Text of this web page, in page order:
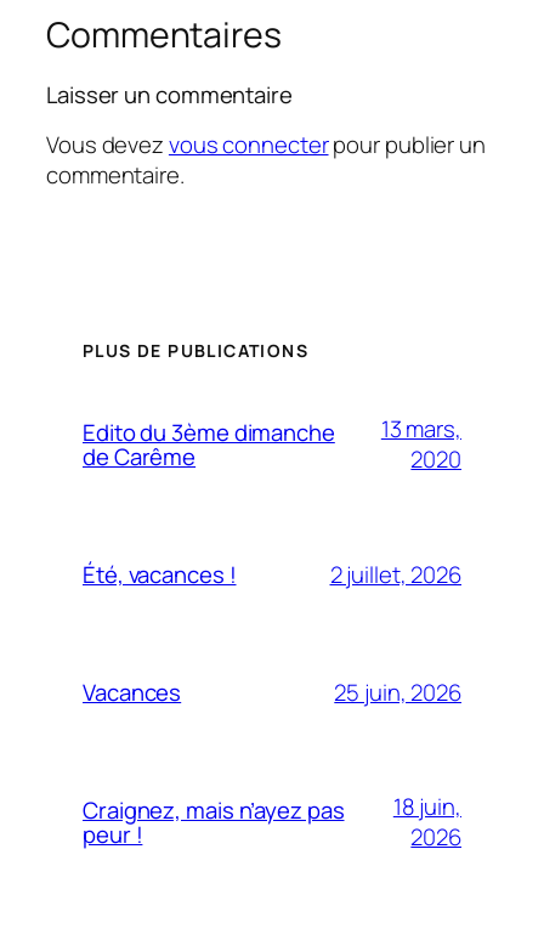
Commentaires
Laisser un commentaire
Vous devezvous connecterpour publier un
commentaire.
PLUS DE PUBLICATIONS
Edito du 3ème dimanche
de Carême
13 mars,
2020
Été, vacances ! 2 juillet, 2026
Vacances 25 juin, 2026
Craignez, mais n’ayez pas
peur !
18 juin,
2026